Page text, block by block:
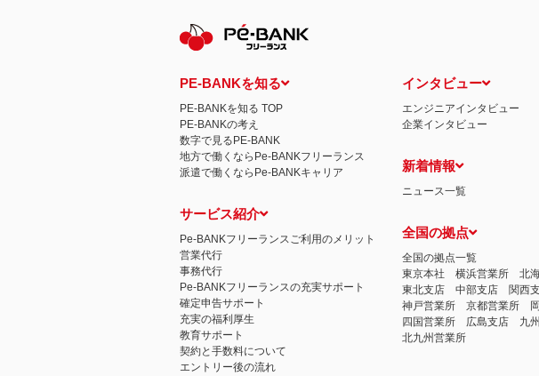
PE-BANKを知る
PE-BANKを知る TOP
PE-BANKの考え
数字で見るPE-BANK
地方で働くならPe-BANKフリーランス
派遣で働くならPe-BANKキャリア
サービス紹介
Pe-BANKフリーランスご利用のメリット
営業代行
事務代行
Pe-BANKフリーランスの充実サポート
確定申告サポート
充実の福利厚生
教育サポート
契約と手数料について
エントリー後の流れ
インタビュー
エンジニアインタビュー
企業インタビュー
新着情報
ニュース一覧
全国の拠点
全国の拠点一覧
東京本社
横浜営業所
北
東北支店
中部支店
関西
神戸営業所
京都営業所
四国営業所
広島支店
九
北九州営業所